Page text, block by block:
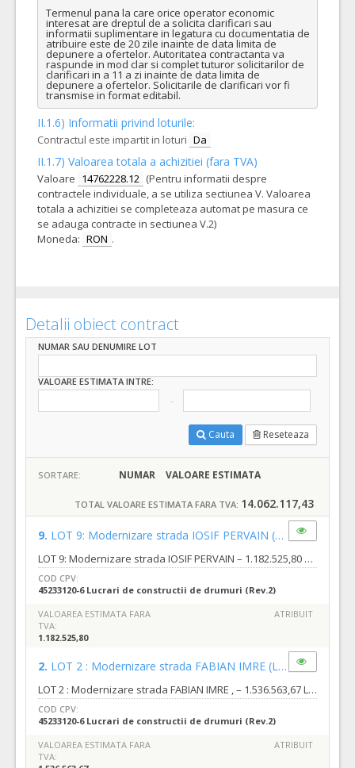
Termenul pana la care orice operator economic
interesat are dreptul de a solicita clarificari sau
informatii suplimentare in legatura cu documentatia de
atribuire este de 20 zile inainte de data limita de
depunere a ofertelor. Autoritatea contractanta va
raspunde in mod clar si complet tuturor solicitarilor de
clarificari in a 11 a zi inainte de data limita de
depunere a ofertelor. Solicitarile de clarificari vor fi
transmise in format editabil.
II.1.6) Informatii privind loturile:
Contractul este impartit in loturi Da
II.1.7) Valoarea totala a achizitiei (fara TVA)
Valoare 14762228.12 (Pentru informatii despre
contractele individuale, a se utiliza sectiunea V. Valoarea
totala a achizitiei se completeaza automat pe masura ce
se adauga contracte in sectiunea V.2)
Moneda: RON .
Detalii obiect contract
NUMAR SAU DENUMIRE LOT
VALOARE ESTIMATA INTRE:
Cauta Reseteaza
SORTARE: NUMAR VALOARE ESTIMATA
TOTAL VALOARE ESTIMATA FARA TVA: 14.062.117,43
9. LOT 9: Modernizare strada IOSIF PERVAIN (LOT-0009)
LOT 9: Modernizare strada IOSIF PERVAIN – 1.182.525,80 Lei (fără TVA), din care: e) Valoare proiectare : 28.008,11 lei fara TVA din care : f) Valoare executie lucrari : 1.154.517,69 lei fara TVA, Strada Iosif Pervain este situată în partea de sud a municipiului Oradea, în cartierul Grigorescu, între strada Vasile Stroescu și Hack Halasi Gyula. Strada are o lungime de 395,78 m, conform studiului de fezabilitate. Suprafața totală pe care se intervine este de 4.571,90 mp, care cuprinde carosabil, trotuare, accese la proprietăți, spații verzi. destinaţie şi funcţiuni; - se va realiza carosabil și trotuare modernizate; - se va studia și amenajarea intersecțiilor cu străzile adiacente, acolo unde este cazul; - se va soluționa scurgerea apelor pluviale; - se vor realiza accesele la proprietățile adiacente; - se vor amenaja spațiile verzi (unde este cazul), doar la nivel de teren fertil
COD CPV:
45233120-6 Lucrari de constructii de drumuri (Rev.2)
VALOAREA ESTIMATA FARA
TVA:
1.182.525,80
ATRIBUIT
2. LOT 2 : Modernizare strada FABIAN IMRE (LOT-0002)
LOT 2 : Modernizare strada FABIAN IMRE , – 1.536.563,67 Lei (fără TVA), din care: a) Valoare proiectare : 38.917,62 lei fara TVA din care : b) Valoare executie lucrari : 1.497.646,05 lei fara TVA, : Strada Fábián Imre este situată în partea de sud a municipiului Oradea, în cartierul Grigorescu, între strada Vasile Stroescu și Hack Halasi Gyula. Strada are o lungime de 493,47 m, conform studiului de fezabilitate. Suprafața totală pe care se intervine este de 6239,1 mp, care cuprinde carosabil, trotuare, accese la proprietăți, spații verzi. Destinaţie şi funcţiuni: - se va realiza carosabil și trotuare modernizate; - se va studia și amenajarea intersecțiilor cu străzile adiacente, acolo unde este cazul; - se va soluționa scurgerea apelor pluviale; - se vor realiza accesele la proprietățile adiacente; - se vor amenaja spațiile verzi (unde este cazul), doar la nivel de teren fertil
COD CPV:
45233120-6 Lucrari de constructii de drumuri (Rev.2)
VALOAREA ESTIMATA FARA
TVA:
ATRIBUIT